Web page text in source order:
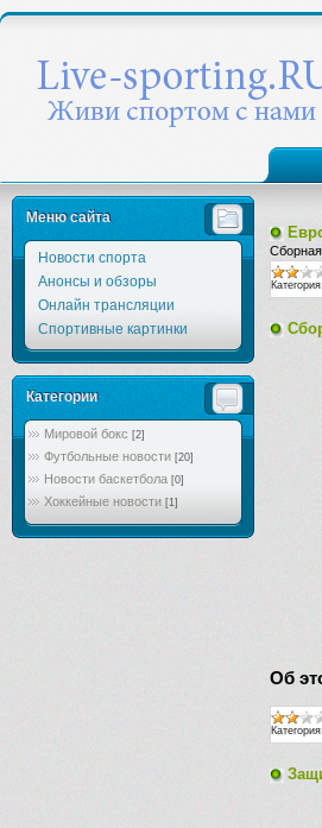
Меню сайта
Новости спорта
Анонсы и обзоры
Онлайн трансляции
Спортивные картинки
Категории
Мировой бокс [2]
Футбольные новости [20]
Новости баскетбола [0]
Хоккейные новости [1]
Категория:
Об
Категория: